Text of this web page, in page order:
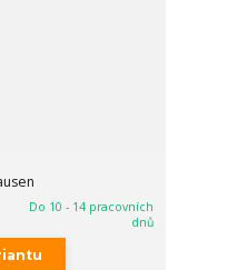
Do 10 - 14 pracovních
dnů